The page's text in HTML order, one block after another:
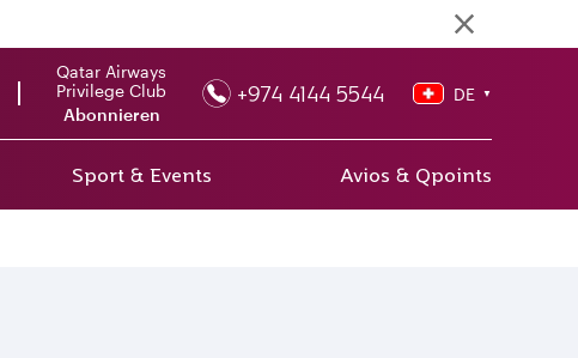
Qatar Airways
Privilege Club
Abonnieren
+974 4144 5544 DE ▼
Sport & Events Avios & Qpoints